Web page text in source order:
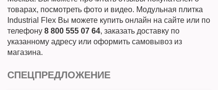
товарах, посмотреть фото и видео. Модульная плитка
Industrial Flex Вы можете купить онлайн на сайте или по
телефону 8 800 555 07 64, заказать доставку по
указанному адресу или оформить самовывоз из
магазина.
СПЕЦПРЕДЛОЖЕНИЕ